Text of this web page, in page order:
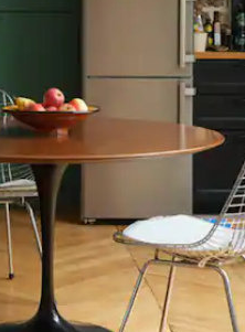
et vers le bas pour les